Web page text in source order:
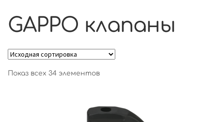
GAPPO клапаны
Показ всех 34 элементов